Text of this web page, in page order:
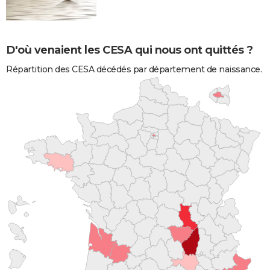
D'où venaient les CESA qui nous ont quittés ?
Répartition des CESA décédés par département de naissance.